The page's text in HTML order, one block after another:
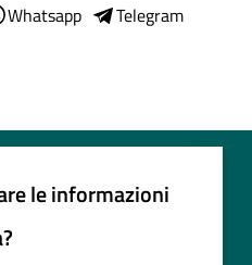
Whatsapp
Telegram
le informazioni